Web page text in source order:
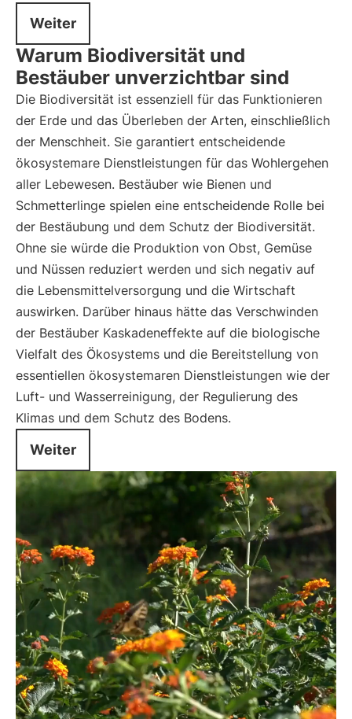
Weiter
Warum Biodiversität und
Bestäuber unverzichtbar sind
Die Biodiversität ist essenziell für das Funktionieren
der Erde und das Überleben der Arten, einschließlich
der Menschheit. Sie garantiert entscheidende
ökosystemare Dienstleistungen für das Wohlergehen
aller Lebewesen. Bestäuber wie Bienen und
Schmetterlinge spielen eine entscheidende Rolle bei
der Bestäubung und dem Schutz der Biodiversität.
Ohne sie würde die Produktion von Obst, Gemüse
und Nüssen reduziert werden und sich negativ auf
die Lebensmittelversorgung und die Wirtschaft
auswirken. Darüber hinaus hätte das Verschwinden
der Bestäuber Kaskadeneffekte auf die biologische
Vielfalt des Ökosystems und die Bereitstellung von
essentiellen ökosystemaren Dienstleistungen wie der
Luft- und Wasserreinigung, der Regulierung des
Klimas und dem Schutz des Bodens.
Weiter